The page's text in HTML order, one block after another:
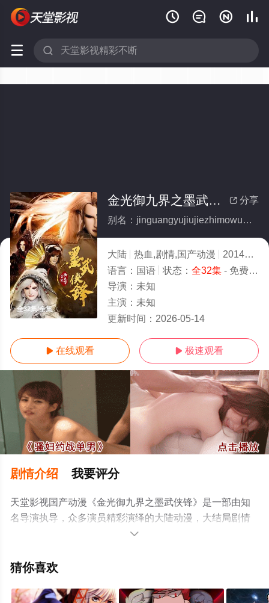
   
 
全32集/全集
 分享
金光御九界之墨武侠锋(全集)
别名：jinguangyujiujiezhimowuxiafeng
大陆 热血,剧情,国产动漫 2014
语言： 国语 状态： 全32集- 免费在线观看
导演： 未知
主演： 未知
更新时间： 2026-05-14
 在线观看  极速观看
剧情介绍 我要评分
天堂影视国产动漫《金光御九界之墨武侠锋》是一部由知
名导演执导，众多演员精彩演绎的大陆动漫，大结局剧情
已揭晓（全32集），手机免费观看高清未删减完整版动漫
电视猫或剧情网等平台了解。

猜你喜欢